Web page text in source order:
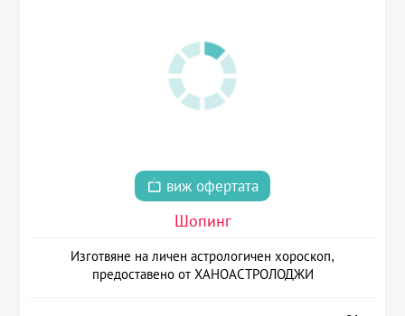
виж офертата
Шопинг
Изготвяне на личен астрологичен хороскоп,
предоставено от ХАНОАСТРОЛОДЖИ